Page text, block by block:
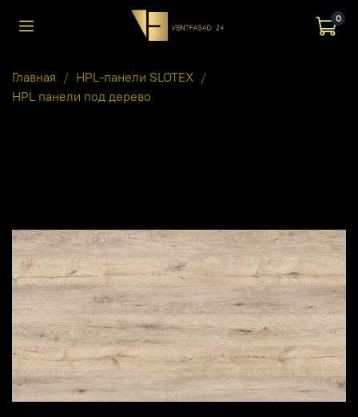
0
Главная
HPL-панели SLOTEX
HPL панели под дерево